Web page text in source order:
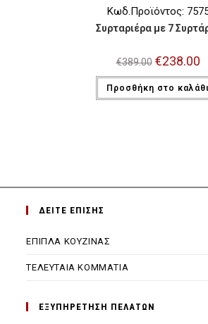
Κωδ.Προϊόντος:
Συρταριέρα με 7
€389.00 Original
price
was:
€389.00.
€238.00Η
Προσθήκη στο καλάθι
ΔΕΙΤΕ ΕΠΙΣΗΣ
ΕΠΙΠΛΑ ΚΟΥΖΙΝΑΣ
ΤΕΛΕΥΤΑΙΑ ΚΟΜΜΑΤΙΑ
ΕΞΥΠΗΡΕΤΗΣΗ ΠΕΛΑΤΩΝ